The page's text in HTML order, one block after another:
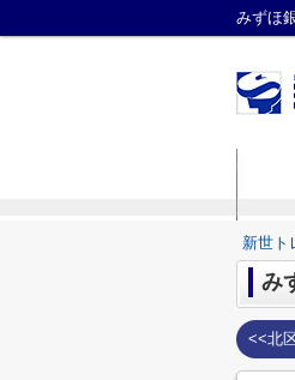
みずほ
新世ト
み
<<北